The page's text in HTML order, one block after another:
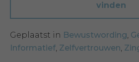
vinden
Geplaatst in Bewustwording,
Informatief, Zelfvertrouwen,